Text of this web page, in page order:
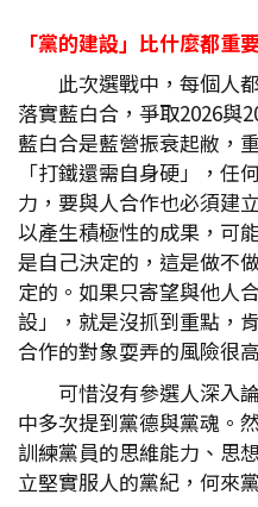
「黨的建設」比什麼都重
此次選戰中，每個人
落實藍白合，爭取2026與
藍白合是藍營振衰起敝，
「打鐵還需自身硬」，任
力，要與人合作也必須建
以產生積極性的成果，可
是自己決定的，這是做不
定的。如果只寄望與他人
設」，就是沒抓到重點，
合作的對象耍弄的風險很
可惜沒有參選人深入
中多次提到黨德與黨魂。
訓練黨員的思維能力、思
立堅實服人的黨紀，何來